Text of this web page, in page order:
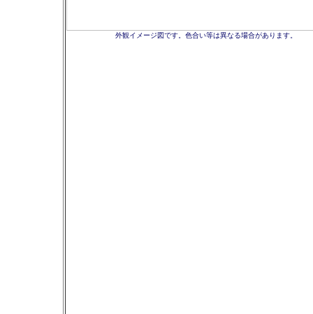
外観イメージ図です。色合い等は異なる場合があります。